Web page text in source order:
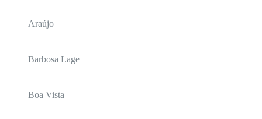
Araújo
Barbosa Lage
Boa Vista